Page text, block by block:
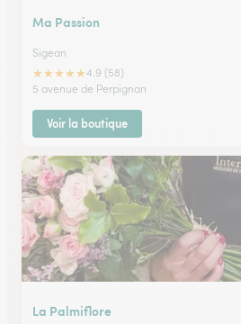
Ma Passion
Sigean
★★★★★4.9 (58)
5 avenue de Perpignan
Voir la boutique
La Palmiflore